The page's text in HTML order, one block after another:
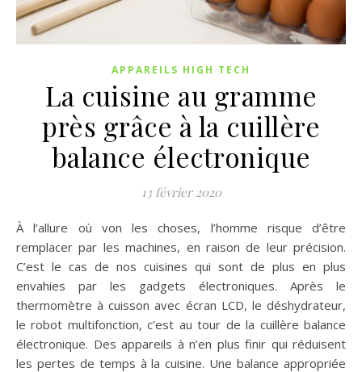
APPAREILS HIGH TECH
La cuisine au gramme
près grâce à la cuillère
balance électronique
13 février 2020
À l’allure où von les choses, l’homme risque d’être
remplacer par les machines, en raison de leur précision.
C’est le cas de nos cuisines qui sont de plus en plus
envahies par les gadgets électroniques. Après le
thermomètre à cuisson avec écran LCD, le déshydrateur,
le robot multifonction, c’est au tour de la cuillère balance
électronique. Des appareils à n’en plus finir qui réduisent
les pertes de temps à la cuisine. Une balance appropriée